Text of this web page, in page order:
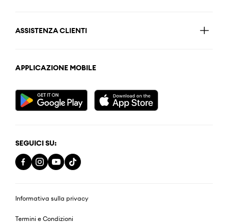
ASSISTENZA CLIENTI
APPLICAZIONE MOBILE
SEGUICI SU:
Informativa sulla privacy
Termini e Condizioni